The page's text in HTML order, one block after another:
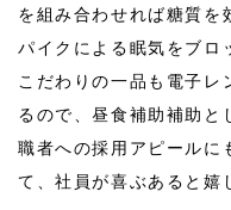
を組み合わせれば糖質を
パイクによる眠気をブロ
こだわりの一品も電子レ
るので、昼食補助補助と
職者への採用アピールに
て、社員が喜ぶあると嬉